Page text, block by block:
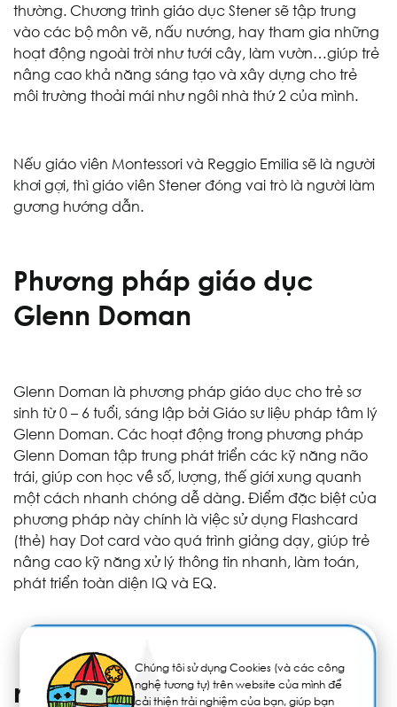
thường. Chương trình giáo dục Stener sẽ tập trung
vào các bộ môn vẽ, nấu nướng, hay tham gia những
hoạt động ngoài trời như tưới cây, làm vườn…giúp trẻ
nâng cao khả năng sáng tạo và xây dựng cho trẻ
môi trường thoải mái như ngôi nhà thứ 2 của mình.
Nếu giáo viên Montessori và Reggio Emilia sẽ là người
khơi gợi, thì giáo viên Stener đóng vai trò là người làm
gương hướng dẫn.
Phương pháp giáo dục
Glenn Doman
Glenn Doman là phương pháp giáo dục cho trẻ sơ
sinh từ 0 – 6 tuổi, sáng lập bởi Giáo sư liệu pháp tâm lý
Glenn Doman. Các hoạt động trong phương pháp
Glenn Doman tập trung phát triển các kỹ năng não
trái, giúp con học về số, lượng, thế giới xung quanh
một cách nhanh chóng dễ dàng. Điểm đặc biệt của
phương pháp này chính là việc sử dụng Flashcard
(thẻ) hay Dot card vào quá trình giảng dạy, giúp trẻ
nâng cao kỹ năng xử lý thông tin nhanh, làm toán,
phát triển toàn diện IQ và EQ.
Phương pháp giáo dục
mầm non Reggio Emilia
Chúng tôi sử dụng Cookies (và các công
nghệ tương tự) trên website của mình để
cải thiện trải nghiệm của bạn, giúp bạn